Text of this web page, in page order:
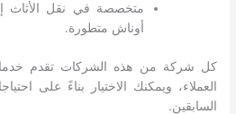
متخصصة في نقل الأثاث
أوناش متطورة.
كل شركة من هذه الشركات تقدم
العملاء، ويمكنك الاختيار بناءً على
السابقين.